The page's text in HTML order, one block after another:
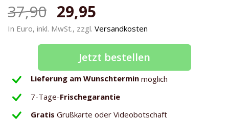
29,95
37,90
In Euro, inkl. MwSt., zzgl. Versandkosten
Jetzt bestellen
Lieferung am Wunschtermin möglich
7-Tage-Frischegarantie
Gratis Grußkarte oder Videobotschaft